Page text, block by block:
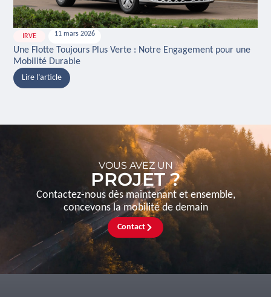
IRVE 11 mars 2026
Une Flotte Toujours Plus Verte : Notre Engagement pour une
Mobilité Durable
Lire l’article
VOUS AVEZ UN
PROJET ?
Contactez-nous dès maintenant et ensemble,
concevons la mobilité de demain
Contact